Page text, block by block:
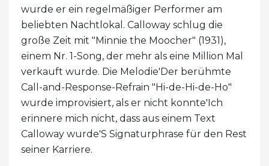
wurde er ein regelmäßiger Performer am
beliebten Nachtlokal. Calloway schlug die
große Zeit mit "Minnie the Moocher" (1931),
einem Nr. 1-Song, der mehr als eine Million Mal
verkauft wurde. Die Melodie'Der berühmte
Call-and-Response-Refrain "Hi-de-Hi-de-Ho"
wurde improvisiert, als er nicht konnte'Ich
erinnere mich nicht, dass aus einem Text
Calloway wurde'S Signaturphrase für den Rest
seiner Karriere.